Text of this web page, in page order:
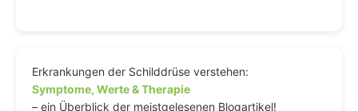
Erkrankungen der Schilddrüse verstehen:
Symptome, Werte & Therapie
– ein Überblick der meistgelesenen Blogartikel!